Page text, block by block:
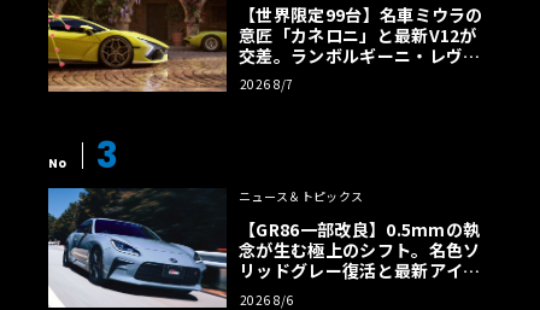
【世界限定99台】名車ミウラの
意匠「カネロニ」と最新V12が
交差。ランボルギーニ・レヴエ
ルトに60周年記念車が登場
2026 8/7
No 3
ニュース＆トピックス
【GR86一部改良】0.5mmの執
念が生む極上のシフト。名色ソ
リッドグレー復活と最新アイサ
イトでFRの極みへ
2026 8/6